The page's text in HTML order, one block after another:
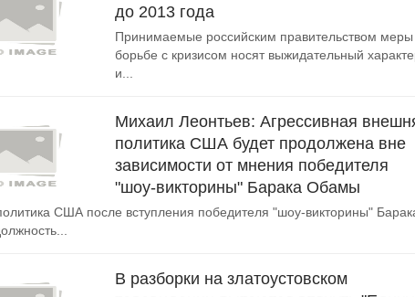
до 2013 года
Принимаемые российским правительством
борьбе с кризисом носят выжидательный
и...
Михаил Леонтьев: Агрессивная
политика США будет продолжена вне
зависимости от мнения победителя
"шоу-викторины" Барака Обамы
США после вступления победителя "шоу-викторины"
В разборки на златоустовском